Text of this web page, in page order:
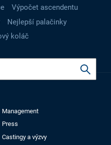
Výpočet ascendentu
Nejlepší palačinky
koláč
Management
Press
Castingy a výzvy